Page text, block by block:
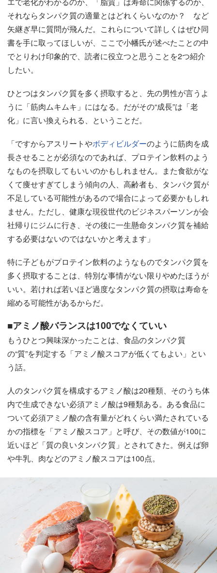
それならタンパク質の適量とはどれくらいなのか？ など
矢継ぎ早に質問が飛んだ。これらについて詳しくはぜひ同
書を手に取ってほしいが、ここで小幡氏が述べたことの中
でとりわけ印象的で、読者に役立つと思うことを2つ紹介
したい。
ひとつはタンパク質を多く摂取すると、先の男性が言うよ
うに「筋肉ムキムキ」にはなる。だがその“成長”は「老
化」に言い換えられる、ということだ。
「ですからアスリートやボディビルダーのように筋肉を成
長させることが必須なのであれば、プロテイン飲料のよう
なものを摂取してもいいのかもしれません。また食欲がな
くて痩せすぎてしまう傾向の人、高齢者も、タンパク質が
不足している可能性があるので場合によって必要かもしれ
ません。ただし、健康な現役世代のビジネスパーソンが会
社帰りにジムに行き、その後に一生懸命タンパク質を補給
する必要はないのではないかと考えます」
特に子どもがプロテイン飲料のようなものでタンパク質を
多く摂取することは、特別な事情がない限りやめたほうが
いい。若ければ若いほど過度なタンパク質の摂取は寿命を
縮める可能性があるからだ。
■アミノ酸バランスは100でなくていい
もうひとつ興味深かったことは、食品のタンパク質
の“質”を判定する「アミノ酸スコアが低くてもよい」とい
う話。
人のタンパク質を構成するアミノ酸は20種類、そのうち体
内で生成できない必須アミノ酸は9種類ある。ある食品に
ついて必須アミノ酸の含有量がどれくらい満たされている
かの指標を「アミノ酸スコア」と呼び、その数値が100に
近いほど「質の良いタンパク質」とされてきた。例えば卵
や牛乳、肉などのアミノ酸スコアは100点。